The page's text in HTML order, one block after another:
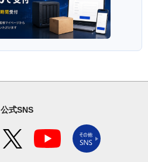
公式SNS